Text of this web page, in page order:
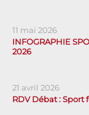
11 mai 2026
INFOGRAPHIE
2026
21 avril 2026
RDV Débat :